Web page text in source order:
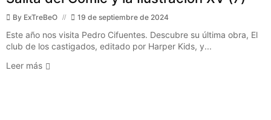
By ExTreBeO 19 de septiembre de 2024
Este año nos visita Pedro Cifuentes. Descubre su última obra, El
club de los castigados, editado por Harper Kids, y...
Leer más